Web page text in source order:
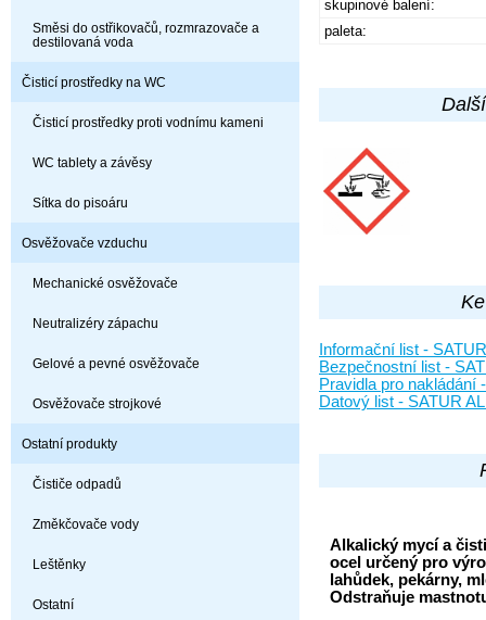
Směsi do ostřikovačů, rozmrazovače a
destilovaná voda
Čisticí prostředky na WC
Čisticí prostředky proti vodnímu kameni
WC tablety a závěsy
Sítka do pisoáru
Osvěžovače vzduchu
Mechanické osvěžovače
Neutralizéry zápachu
Gelové a pevné osvěžovače
Osvěžovače strojkové
Ostatní produkty
Čističe odpadů
Změkčovače vody
Leštěnky
Ostatní
skupinové balení:
paleta:
Informační list -
Bezpečnostní list -
Pravidla pro nakládání
Datový list - SATUR
Alkalický mycí a
ocel určený pro
lahůdek, pekárny,
Odstraňuje